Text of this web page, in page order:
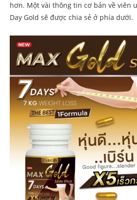
hơn. Một vài thông tin cơ bản về viên
Day Gold sẽ được chia sẻ ở phía dưới.